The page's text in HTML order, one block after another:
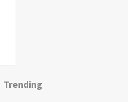
Trending